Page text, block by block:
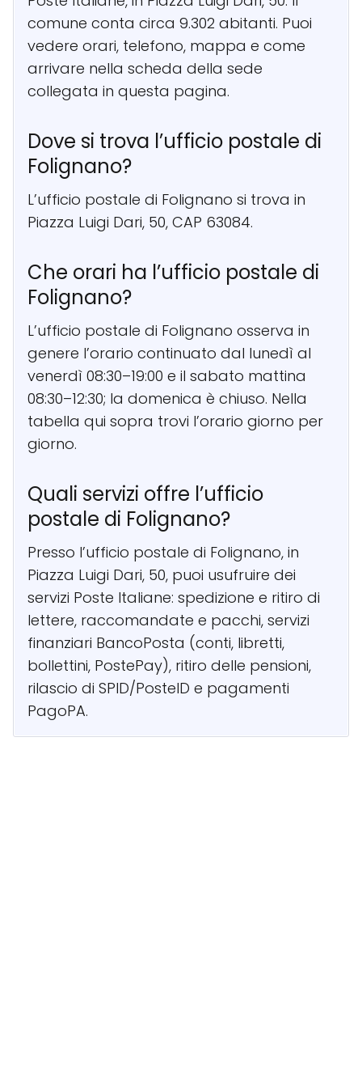
comune conta circa 9.302 abitanti. Puoi
vedere orari, telefono, mappa e come
arrivare nella scheda della sede
collegata in questa pagina.
Dove si trova l’ufficio postale di
Folignano?
L’ufficio postale di Folignano si trova in
Piazza Luigi Dari, 50, CAP 63084.
Che orari ha l’ufficio postale di
Folignano?
L’ufficio postale di Folignano osserva in
genere l’orario continuato dal lunedì al
venerdì 08:30–19:00 e il sabato mattina
08:30–12:30; la domenica è chiuso. Nella
tabella qui sopra trovi l’orario giorno per
giorno.
Quali servizi offre l’ufficio
postale di Folignano?
Presso l’ufficio postale di Folignano, in
Piazza Luigi Dari, 50, puoi usufruire dei
servizi Poste Italiane: spedizione e ritiro di
lettere, raccomandate e pacchi, servizi
finanziari BancoPosta (conti, libretti,
bollettini, PostePay), ritiro delle pensioni,
rilascio di SPID/PosteID e pagamenti
PagoPA.